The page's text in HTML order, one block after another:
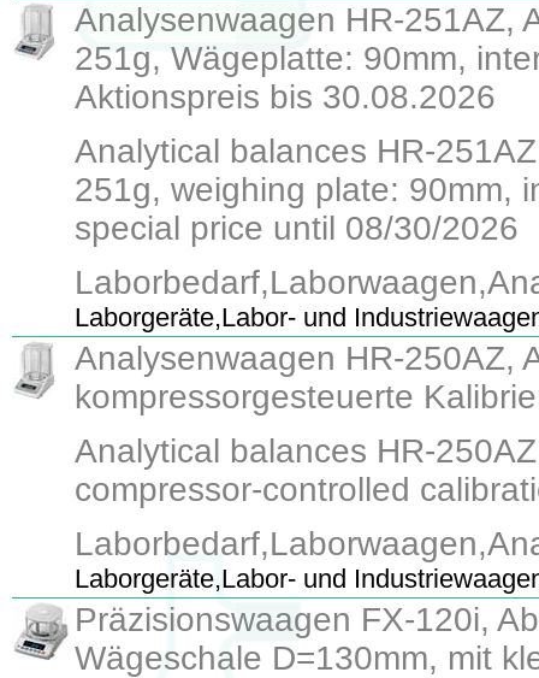
Analysenwaagen HR-251AZ,
251g, Wägeplatte: 90mm,
Aktionspreis bis 30.08.2026
Analytical balances HR-
251g, weighing plate: 90mm,
special price until 08/30/2026
Laborgeräte,Labor- und
Analysenwaagen HR-250AZ,
kompressorgesteuerte
Analytical balances HR-
compressor-controlled
Laborgeräte,Labor- und
Präzisionswaagen FX-120i,
Wägeschale D=130mm, mit